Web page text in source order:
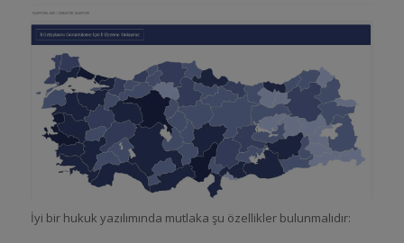
İyi bir hukuk yazılımında mutlaka şu özellikler bulunmalıdır: